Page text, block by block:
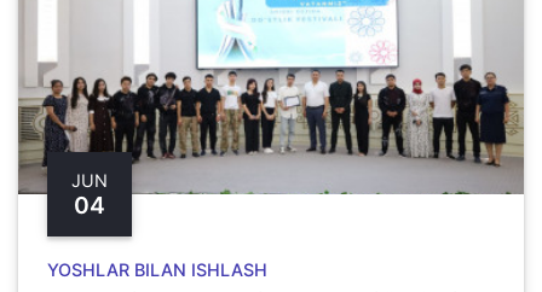
JUN
04
YOSHLAR BILAN ISHLASH